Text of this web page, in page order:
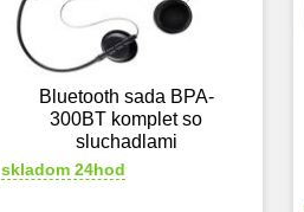
Bluetooth sada BPA-
300BT komplet so
sluchadlami
skladom 24hod